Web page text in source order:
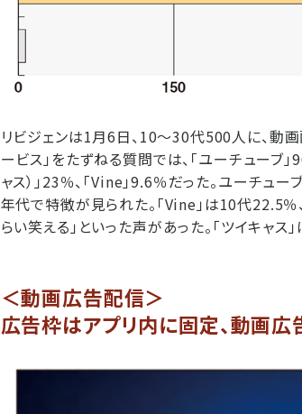
リビジェンは1月6日、10〜30代500人に、動
ービス」をたずねる質問では、「ユーチューブ
ャス）」23％、「Vine」9.6％だった。ユーチ
年代で特徴が見られた。「Vine」は10代22.5
らい笑える」といった声があった。「ツイキャ
＜動画広告配信＞
広告枠はアプリ内に固定、動画